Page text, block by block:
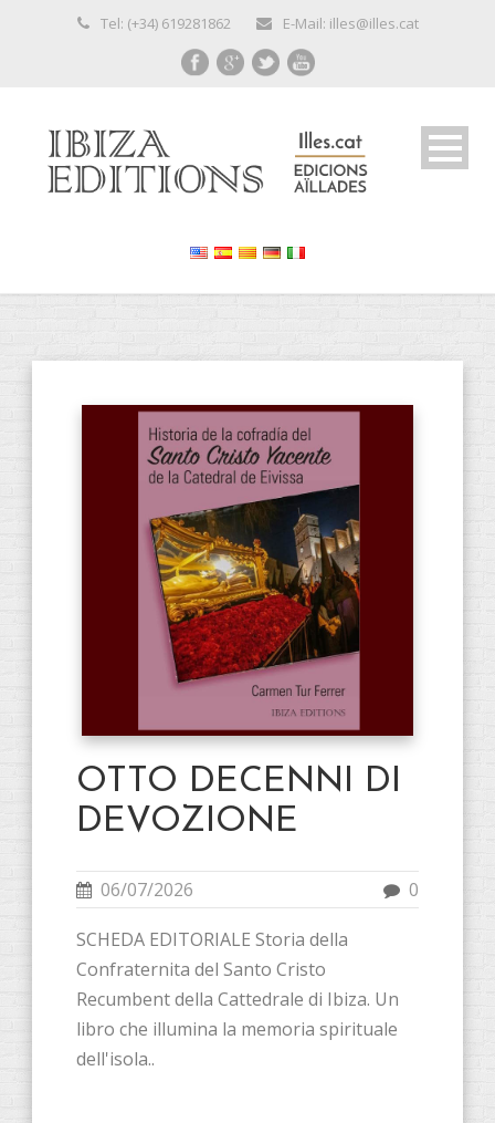
Tel: (+34) 619281862 E-Mail: illes@illes.cat
OTTO DECENNI DI
DEVOZIONE
06/07/2026 0
SCHEDA EDITORIALE Storia della
Confraternita del Santo Cristo
Recumbent della Cattedrale di Ibiza. Un
libro che illumina la memoria spirituale
dell'isola..